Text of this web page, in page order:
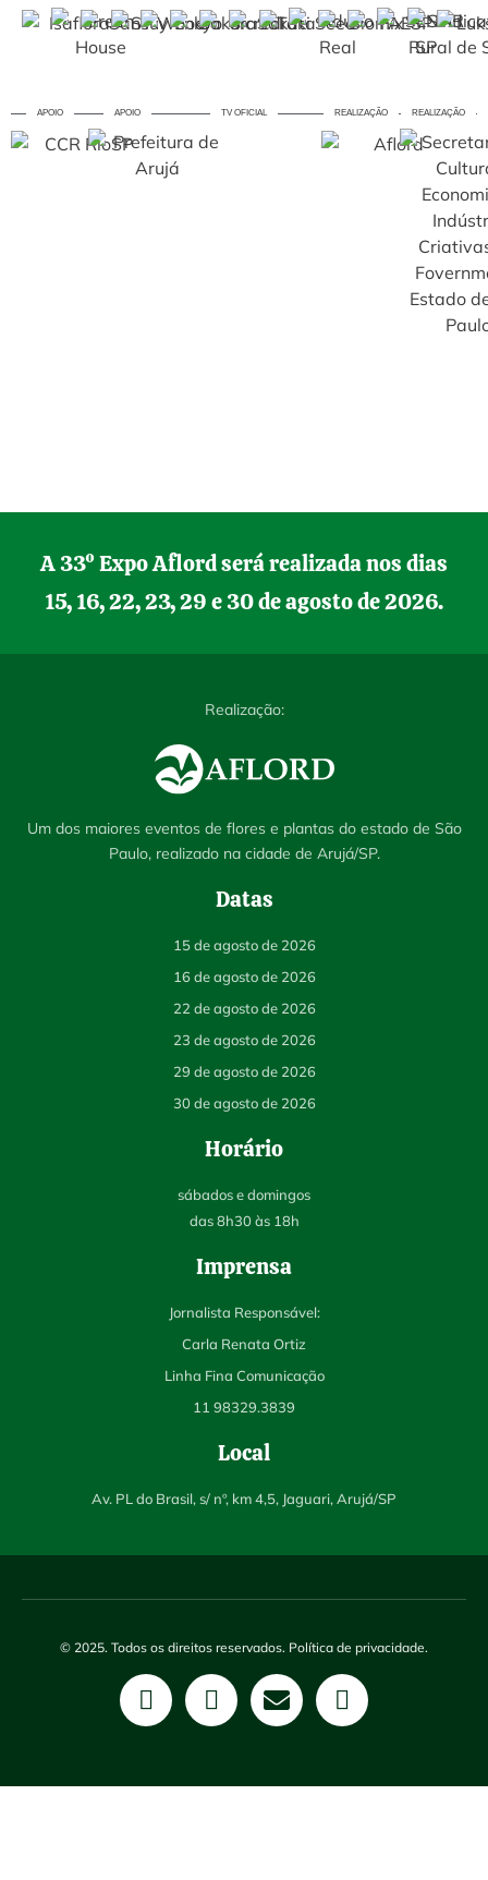
APOIO APOIO TV OFICIAL REALIZAÇÃO REALIZAÇÃO
A 33º Expo Aflord será realizada nos dias
15, 16, 22, 23, 29 e 30 de agosto de 2026.
Realização:
Um dos maiores eventos de flores e plantas do estado de São
Paulo, realizado na cidade de Arujá/SP.
Datas
15 de agosto de 2026
16 de agosto de 2026
22 de agosto de 2026
23 de agosto de 2026
29 de agosto de 2026
30 de agosto de 2026
Horário
sábados e domingos
das 8h30 às 18h
Imprensa
Jornalista Responsável:
Carla Renata Ortiz
Linha Fina Comunicação
11 98329.3839​
Local
Av. PL do Brasil, s/ nº, km 4,5, Jaguari, Arujá/SP
© 2025. Todos os direitos reservados. Política de privacidade.